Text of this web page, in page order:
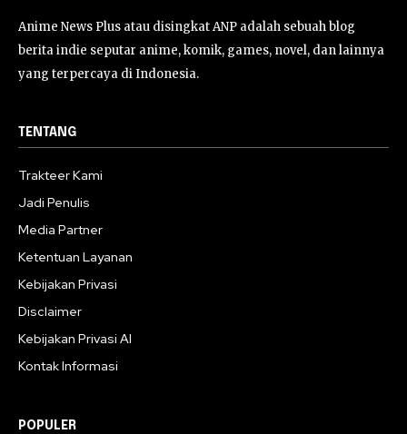
Anime News Plus atau disingkat ANP adalah sebuah blog
berita indie seputar anime, komik, games, novel, dan lainnya
yang terpercaya di Indonesia.
TENTANG
Trakteer Kami
Jadi Penulis
Media Partner
Ketentuan Layanan
Kebijakan Privasi
Disclaimer
Kebijakan Privasi AI
Kontak Informasi
POPULER